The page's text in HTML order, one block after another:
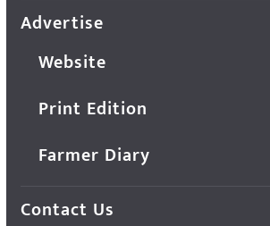
Advertise
Website
Print Edition
Farmer Diary
Contact Us